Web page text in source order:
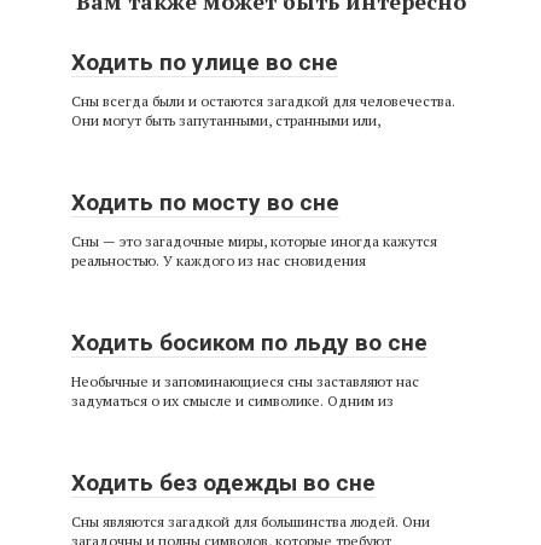
Ходить по улице во сне
Сны всегда были и остаются загадкой для человечества.
Они могут быть запутанными, странными или,
Ходить по мосту во сне
Сны — это загадочные миры, которые иногда кажутся
реальностью. У каждого из нас сновидения
Ходить босиком по льду во сне
Необычные и запоминающиеся сны заставляют нас
задуматься о их смысле и символике. Одним из
Ходить без одежды во сне
Сны являются загадкой для большинства людей. Они
загадочны и полны символов, которые требуют